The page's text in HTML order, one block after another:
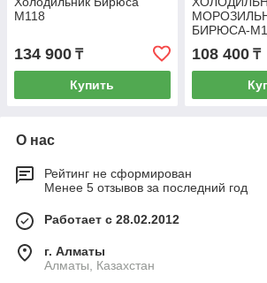
M118
134 900 ₸
Купить
БИРЮСА-
108 400₸
О нас
Рейтинг не сформирован
Менее 5 отзывов за последний год
Работает с 28.02.2012
г. Алматы
Алматы, Казахстан